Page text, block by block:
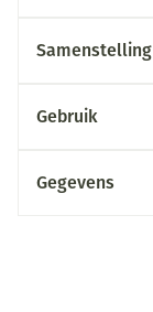
Samenstelling
Gebruik
Gegevens